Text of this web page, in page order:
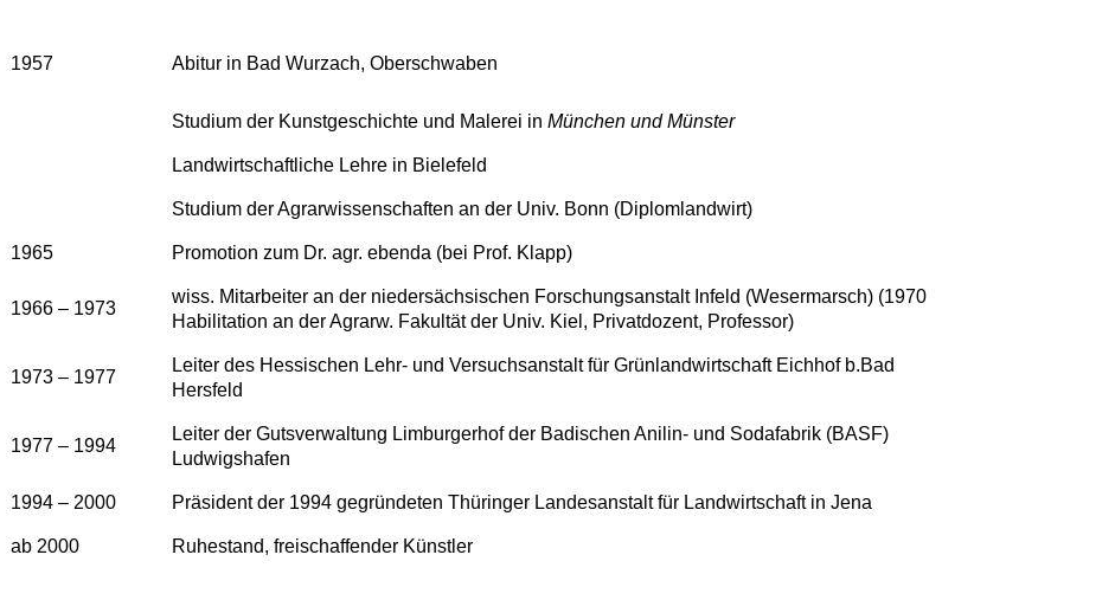
1957 Abitur in Bad Wurzach, Oberschwaben
Studium der Kunstgeschichte und Malerei in München und Münster
Landwirtschaftliche Lehre in Bielefeld
Studium der Agrarwissenschaften an der Univ. Bonn (Diplomlandwirt)
1965 Promotion zum Dr. agr. ebenda (bei Prof. Klapp)
1966 – 1973
wiss. Mitarbeiter an der niedersächsischen Forschungsanstalt Infeld (Wesermarsch) (1970
Habilitation an der Agrarw. Fakultät der Univ. Kiel, Privatdozent, Professor)
1973 – 1977
Leiter des Hessischen Lehr- und Versuchsanstalt für Grünlandwirtschaft Eichhof b.Bad
Hersfeld
1977 – 1994
Leiter der Gutsverwaltung Limburgerhof der Badischen Anilin- und Sodafabrik (BASF)
Ludwigshafen
1994 – 2000 Präsident der 1994 gegründeten Thüringer Landesanstalt für Landwirtschaft in Jena
ab 2000 Ruhestand, freischaffender Künstler